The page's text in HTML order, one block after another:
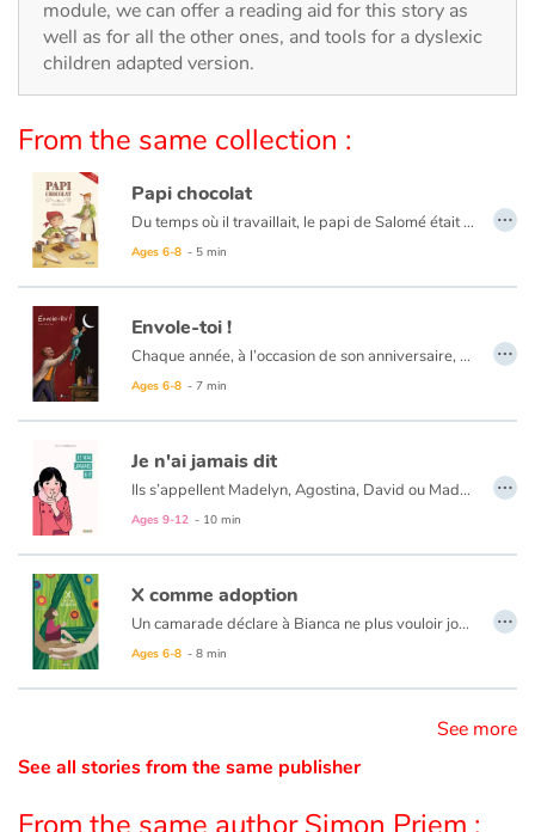
Festivals and events
Social issues
Emotions and feelings
Formats and illustrations
Catalogue anglais
Contraste +
Help
Home
Family
Schools
Videos & Tutorials
module, we can offer a reading aid for this story as
well as for all the other ones, and tools for a dyslexic
children adapted version.
From the same collection :
Papi chocolat
Du temps où il travaillait, le papi de Salomé était chocolatier. Hélas, depuis qu’il a pris sa retraite, il ne veut plus entendre parler de chocolat. Pour sa petite fille, fini les truffes et les mokas ! Impossible de le faire changer d’avis. Le papi est bien décidé à profiter de sa retraite pour prendre du bon temps. Mais la fillette est tout aussi résolue à retrouver son Papi Chocolat, celui des truffes et des mokas.
Ages 6-8 - 5 min
…
Envole-toi !
Chaque année, à l’occasion de son anniversaire, un père peint pour son fils un tableau. Mais pas n’importe quel tableau ! Car ces matins-là, il invite son enfant à entrer dans sa peinture pour lui transmettre un peu des valeurs qu'il a lui même reçues de ses propres parents. Ainsi, au fil des années, il l'aide à gravir une marche ou relever un défi. Jusqu'à ce que l'enfant, devenu grand, prenne son envol.
Ages 6-8 - 7 min
…
Je n'ai jamais dit
Ils s’appellent Madelyn, Agostina, David ou Mademba... Ils viennent des quatre coins du monde.
Au fil des pages, ils se dévoilent et nous offrent une part de leur intimité.
Ages 9-12 - 10 min
…
X comme adoption
Un camarade déclare à Bianca ne plus vouloir jouer avec elle, parce qu’elle est malade. Elle est « nésouzix » ! Bouleversée, l’enfant se confie à la maîtresse qui, à l’aide d’un abécédaire imagé, explique aux enfants ce que signifie être né sous X.
Cet album offre un éclairage original sur la naissance sous X et l'adoption grâce à une histoire qui emploie les lettres de l'alphabet, à partir de ce X énigmatique. C'est plutôt bien écrit, avec simplicité et mettant en valeur des mots positifs comme Amour, Don, Espoir, Famille, Questions, Parents, etc.
Ages 6-8 - 8 min
…
See more
See all stories from the same publisher